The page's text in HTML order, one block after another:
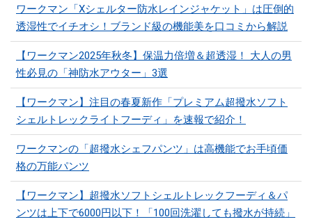
ワークマン「Xシェルター防水レインジャケット」は圧倒的
透湿性でイチオシ！ブランド級の機能美を口コミから解説
【ワークマン2025年秋冬】保温力倍増＆超透湿！ 大人の男
性必見の「神防水アウター」3選
【ワークマン】注目の春夏新作「プレミアム超撥水ソフト
シェルトレックライトフーディ」を速報で紹介！
ワークマンの「超撥水シェフパンツ」は高機能でお手頃価
格の万能パンツ
【ワークマン】超撥水ソフトシェルトレックフーディ＆パ
ンツは上下で6000円以下！「100回洗濯しても撥水が持続」